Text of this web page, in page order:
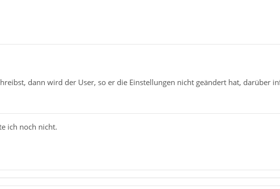
dann wird der User, so er die Einstellungen nicht geändert hat, darüber
ich noch nicht.